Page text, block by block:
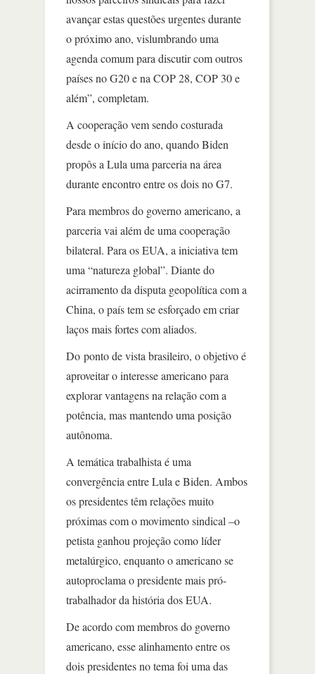
avançar estas questões urgentes durante
o próximo ano, vislumbrando uma
agenda comum para discutir com outros
países no G20 e na COP 28, COP 30 e
além”, completam.
A cooperação vem sendo costurada
desde o início do ano, quando Biden
propôs a Lula uma parceria na área
durante encontro entre os dois no G7.
Para membros do governo americano, a
parceria vai além de uma cooperação
bilateral. Para os EUA, a iniciativa tem
uma “natureza global”. Diante do
acirramento da disputa geopolítica com a
China, o país tem se esforçado em criar
laços mais fortes com aliados.
Do ponto de vista brasileiro, o objetivo é
aproveitar o interesse americano para
explorar vantagens na relação com a
potência, mas mantendo uma posição
autônoma.
A temática trabalhista é uma
convergência entre Lula e Biden. Ambos
os presidentes têm relações muito
próximas com o movimento sindical –o
petista ganhou projeção como líder
metalúrgico, enquanto o americano se
autoproclama o presidente mais pró-
trabalhador da história dos EUA.
De acordo com membros do governo
americano, esse alinhamento entre os
dois presidentes no tema foi uma das